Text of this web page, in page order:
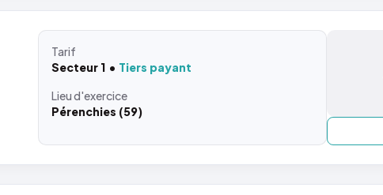
Tarif
Secteur 1
Tiers payant
Lieud'exercice
Pérenchies (59)